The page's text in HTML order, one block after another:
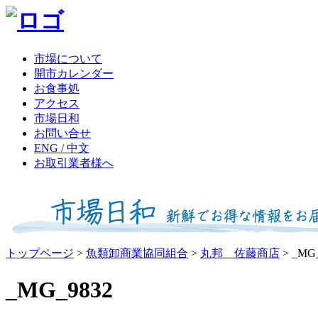
市場について
開市カレンダー
お食事処
アクセス
市場日和
お問い合せ
ENG / 中文
お取引業者様へ
トップページ > 魚類卸商業協同組合 > 丸邦 佐藤商店 >
_MG_9832